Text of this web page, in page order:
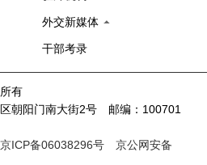
外交新媒体
干部考录
有
朝阳门南大街2号 邮编：100701
京ICP备06038296号
京公网安备